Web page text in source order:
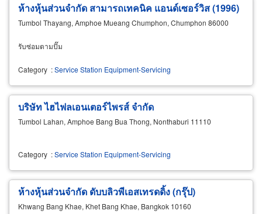
ห้างหุ้นส่วนจำกัด สามารถเทคนิค แอนด์เซอร์วิส (1996)
Tumbol Thayang, Amphoe Mueang Chumphon, Chumphon 86000
รับซ่อมตามปั๊ม
Category :Service Station Equipment-Servicing
บริษัท ไฮไฟลเอนเตอร์ไพรส์ จำกัด
Tumbol Lahan, Amphoe Bang Bua Thong, Nonthaburi 11110
Category :Service Station Equipment-Servicing
ห้างหุ้นส่วนจำกัด ดับบลิวพีเอสเทรดดิ้ง (กรุ๊ป)
Khwang Bang Khae, Khet Bang Khae, Bangkok 10160